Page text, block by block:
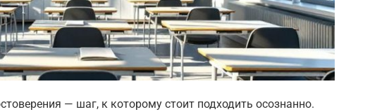
— шаг, к которому стоит подходить осознанно.